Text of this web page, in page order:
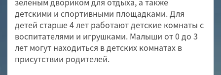
детскими и спортивными площадками. Для
детей старше 4 лет работают детские комнаты с
воспитателями и игрушками. Малыши от 0 до 3
лет могут находиться в детских комнатах в
присутствии родителей.